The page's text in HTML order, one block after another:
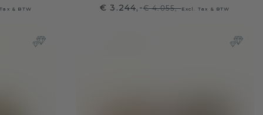
& BTW € 3.244,-€ 4.055,-Excl. Tax & BTW